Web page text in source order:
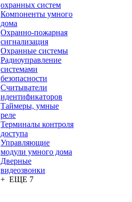
охранных систем
Компоненты умного
дома
Охранно-пожарная
сигнализация
Охранные системы
Радиоуправление
системами
безопасности
Считыватели
идентификаторов
Таймеры, умные
реле
Терминалы контроля
доступа
Управляющие
модули умного дома
Дверные
видеозвонки
+ ЕЩЕ 7